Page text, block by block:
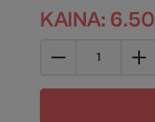
KAINA: 6.50